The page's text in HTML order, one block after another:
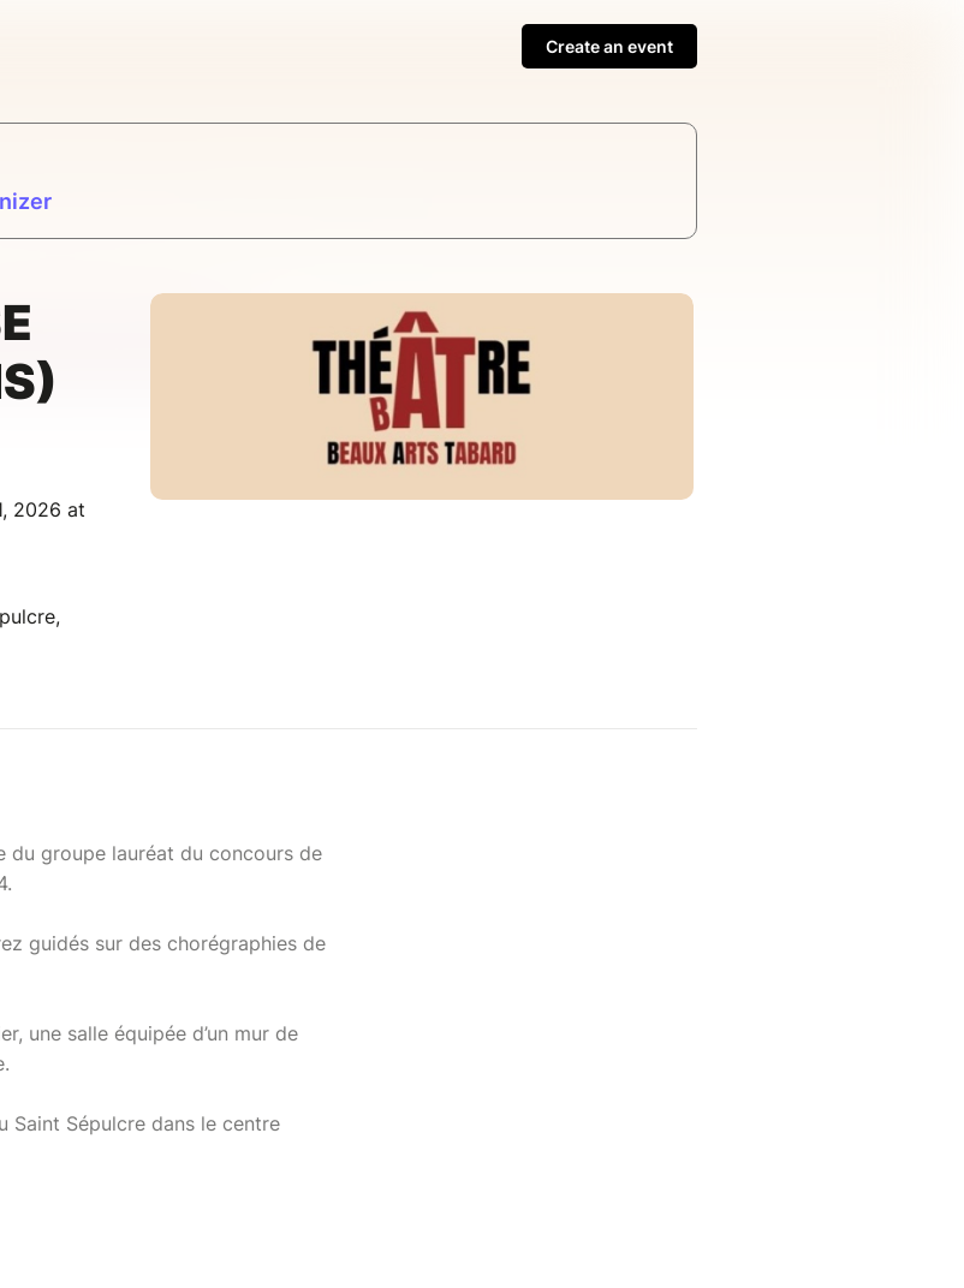
Create an event
2026 at
du groupe lauréat du concours de
guidés sur des chorégraphies de
une salle équipée d’un mur de
Saint Sépulcre dans le centre